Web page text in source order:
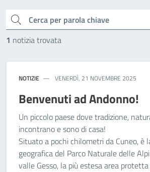
cerca
1 notizia trovata
NOTIZIE VENERDÌ, 21 NOVEMBRE 2025
Benvenuti ad Andonno!
Un piccolo paese dove tradizione,
incontrano e sono di casa!
Situato a pochi chilometri da Cuneo, è
geografica del Parco Naturale delle
valle Gesso, la più estesa area